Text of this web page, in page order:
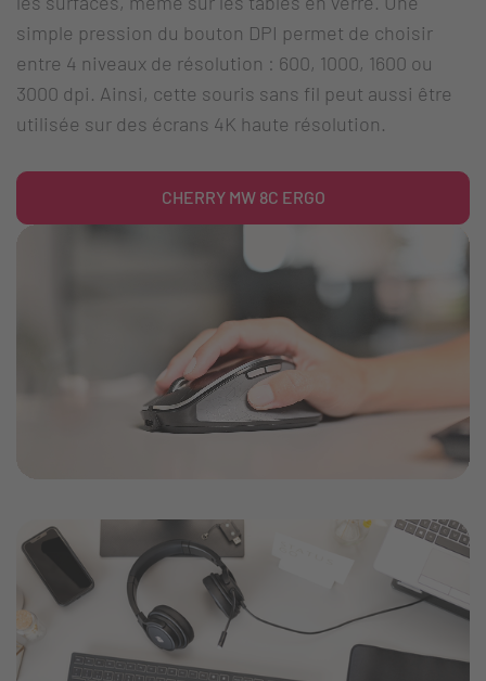
simple pression du bouton DPI permet de choisir
entre 4 niveaux de résolution : 600, 1000, 1600 ou
3000 dpi. Ainsi, cette souris sans fil peut aussi être
utilisée sur des écrans 4K haute résolution.
CHERRY MW 8C ERGO